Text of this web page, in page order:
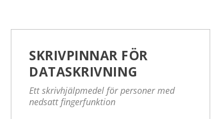
SKRIVPINNAR FÖR
DATASKRIVNING
Ett skrivhjälpmedel för personer med
nedsatt fingerfunktion